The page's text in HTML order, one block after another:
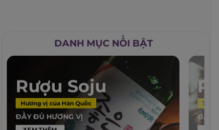
DANH MỤC NỔI BẬT
Rượu Soju
Hương vị của Hàn Quốc
ĐẦY ĐỦ HƯƠNG VỊ
Thức
ĐẦY